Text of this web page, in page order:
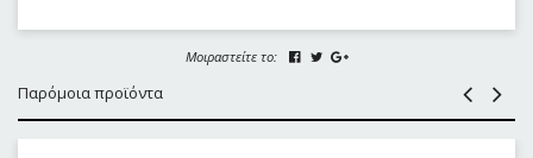
Μοιραστείτε το:
Παρόμοια προϊόντα